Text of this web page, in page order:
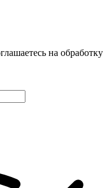
на обработку